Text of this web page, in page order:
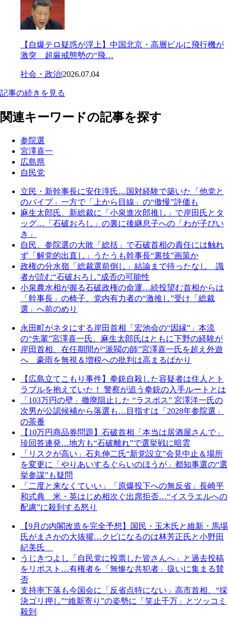
【自爆テロ疑惑が浮上】中国北京・高層ビルに飛行機が
激突 超厳戒態勢の“飛…
社会・政治|2026.07.04
記事の続きを見る
関連キーワードの記事を探す
参院選
宮澤喜一
広島県
自民党
立民・新幹事長に安住淳氏…国対経験で築いた「他党と
のパイプ」一方で「上から目線」の“傲慢”評価も
麻生太郎氏、新総裁に「小泉進次郎推し」で岸田氏とタ
ッグ…「石破おろし」の裏に後継息子への「わが子びい
き」
自民、参院選の大敗「総括」で石破首相の責任には触れ
ず「解党的出直し」うたうも幹事長“裏技”画策か
政権の分水嶺「総裁選前倒し」結論まで待ったなし 識
者が読む“石破おろし”成否の可能性
小泉農水相が握る石破政権の命運…続投望む首相からは
「幹事長」の椅子、党内有力者の“激推し”受け「総裁
選」へ前のめり
永田町がネタにする岸田首相「宏池会の“因縁”」本流
の“先輩”宮澤喜一氏、麻生太郎氏はともに下野の経験が
岸田首相、在任期間が“派閥の師”宮澤喜一氏を超え外遊
へ 豪雨を無視＆増税への批判は高まるばかり
【広島立てこもり事件】拳銃自殺した容疑者は住人とト
ラブルを抱えていた！ 警察が追う拳銃の入手ルートとは
「103万円の壁」撤廃阻止した “ラスボス” 宮澤洋一氏の
次男が公認候補から落選も…目指すは「2028年参院選」
の茶番
【10万円商品券問題】石破首相「本当は居酒屋さんで」
珍回答連発…地方も“石破離れ”で選挙戦に暗雲
「リスクが高い」石丸伸二氏“新党設立”会見中止＆場所
を変更に「やりあいするぐらいのほうが」都知事選の“選
挙参謀”も疑問
「二度と来なくていい」「原爆投下への無反省」長崎平
和式典 米・英はじめ相次ぐ出席拒否…“イスラエルへの
配慮”に殺到する怒り
【9月の内閣改造を完全予想】国民・玉木氏と維新・馬場
氏がまさかの大抜擢…クビになるのは林芳正氏と小野田
紀美氏
うじきつよし「自民党に投票した皆さんへ」と過去投稿
をリポスト…有権者を「無惨な共犯者」扱いに集まる賛
否
支持率下落も今国会に「反省点特にない」高市首相、“採
決ゴリ押し”“維新寄り”の姿勢に「笑止千万」とツッコミ
殺到